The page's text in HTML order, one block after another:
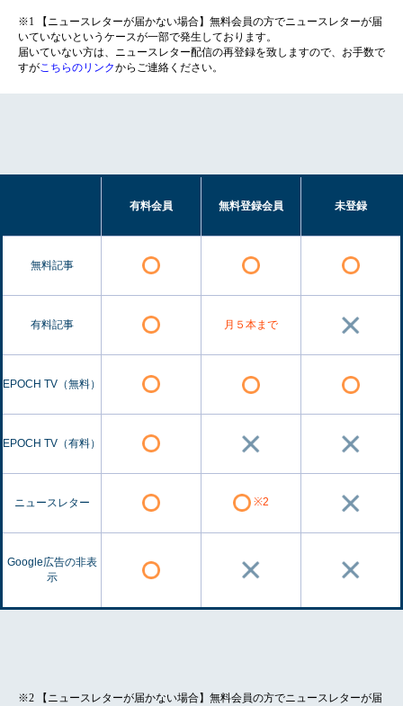
※1 【ニュースレターが届かない場合】無料会員の方でニュースレターが届
いていないというケースが一部で発生しております。
届いていない方は、ニュースレター配信の再登録を致しますので、お手数で
すがこちらのリンクからご連絡ください。
有料会員 無料登録会員 未登録
無料記事
有料記事 月５本まで
EPOCH TV（無料）
EPOCH TV（有料）
ニュースレター ※2
Google広告の非表
示
※2 【ニュースレターが届かない場合】無料会員の方でニュースレターが届